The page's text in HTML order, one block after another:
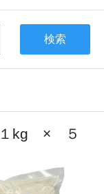
検索
１kg × ５